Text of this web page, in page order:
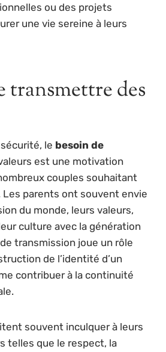
ou des projets
une vie sereine à leurs
transmettre des
le besoin de
est une motivation
couples souhaitant
parents ont souvent envie
du monde, leurs valeurs,
culture avec la génération
transmission joue un rôle
de l’identité d’un
contribuer à la continuité
souvent inculquer à leurs
telles que le respect, la